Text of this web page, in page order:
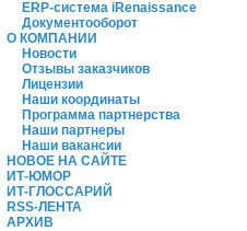
ERP-система iRenaissance
Документооборот
О КОМПАНИИ
Новости
Отзывы заказчиков
Лицензии
Наши координаты
Программа партнерства
Наши партнеры
Наши вакансии
НОВОЕ НА САЙТЕ
ИТ-ЮМОР
ИТ-ГЛОССАРИЙ
RSS-ЛЕНТА
АРХИВ